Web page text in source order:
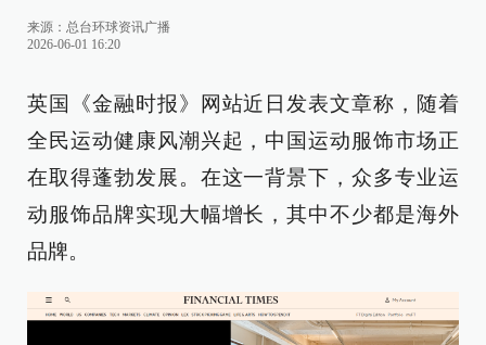
来源：总台环球资讯广播
2026-06-01 16:20
英国《金融时报》网站近日发表文章称，随着
全民运动健康风潮兴起，中国运动服饰市场正
在取得蓬勃发展。在这一背景下，众多专业运
动服饰品牌实现大幅增长，其中不少都是海外
品牌。